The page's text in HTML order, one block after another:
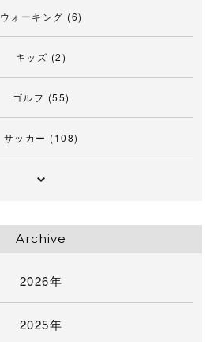
ウォーキング (6)
キッズ (2)
ゴルフ (55)
サッカー (108)
Archive
2026年
2025年